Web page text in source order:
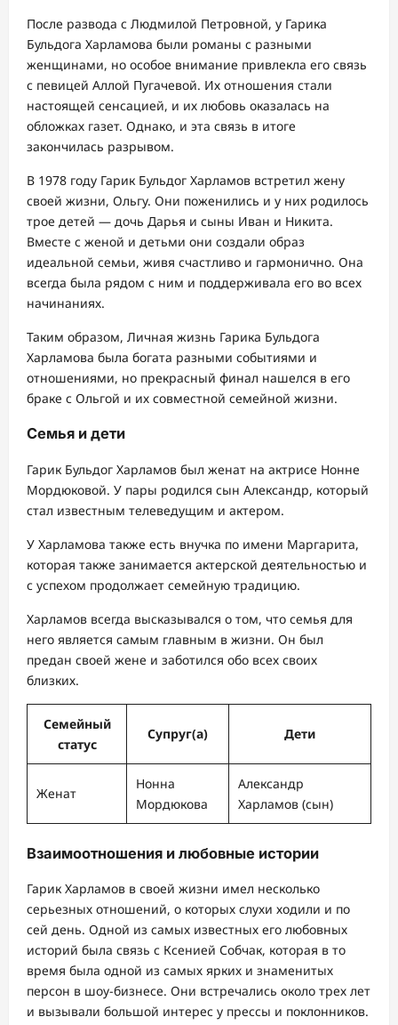
После развода с Людмилой Петровной, у Гарика
Бульдога Харламова были романы с разными
женщинами, но особое внимание привлекла его связь
с певицей Аллой Пугачевой. Их отношения стали
настоящей сенсацией, и их любовь оказалась на
обложках газет. Однако, и эта связь в итоге
закончилась разрывом.
В 1978 году Гарик Бульдог Харламов встретил жену
своей жизни, Ольгу. Они поженились и у них родилось
трое детей — дочь Дарья и сыны Иван и Никита.
Вместе с женой и детьми они создали образ
идеальной семьи, живя счастливо и гармонично. Она
всегда была рядом с ним и поддерживала его во всех
начинаниях.
Таким образом, Личная жизнь Гарика Бульдога
Харламова была богата разными событиями и
отношениями, но прекрасный финал нашелся в его
браке с Ольгой и их совместной семейной жизни.
Семья и дети
Гарик Бульдог Харламов был женат на актрисе Нонне
Мордюковой. У пары родился сын Александр, который
стал известным телеведущим и актером.
У Харламова также есть внучка по имени Маргарита,
которая также занимается актерской деятельностью и
с успехом продолжает семейную традицию.
Харламов всегда высказывался о том, что семья для
него является самым главным в жизни. Он был
предан своей жене и заботился обо всех своих
близких.
Семейный
статус
Супруг(а) Дети
Женат
Нонна
Мордюкова
Александр
Харламов (сын)
Взаимоотношения и любовные истории
Гарик Харламов в своей жизни имел несколько
серьезных отношений, о которых слухи ходили и по
сей день. Одной из самых известных его любовных
историй была связь с Ксенией Собчак, которая в то
время была одной из самых ярких и знаменитых
персон в шоу-бизнесе. Они встречались около трех лет
и вызывали большой интерес у прессы и поклонников.